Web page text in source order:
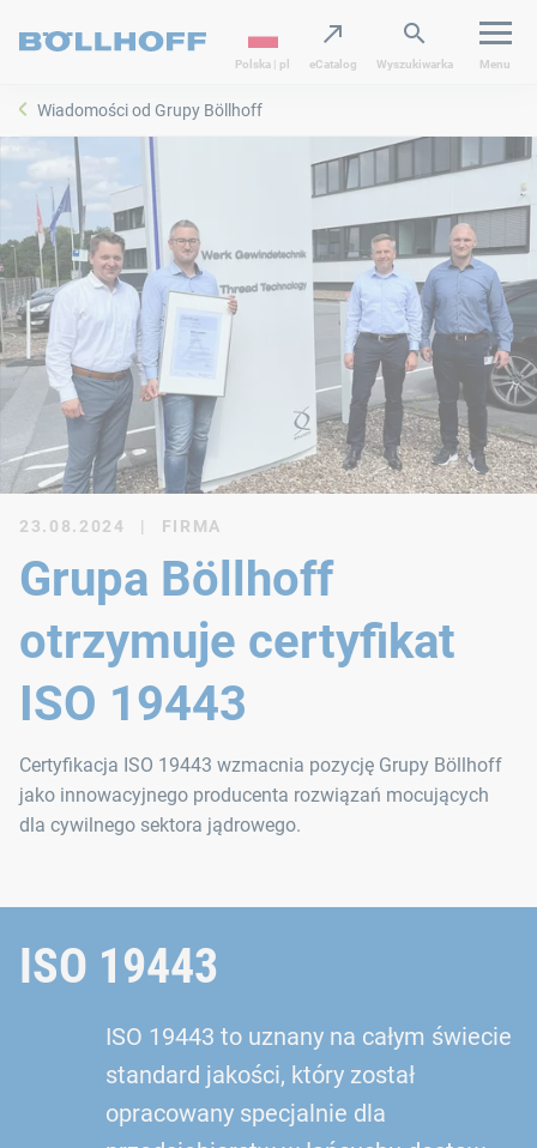
Polska | pl eCatalog Wyszukiwarka Menu
Wiadomości od Grupy Böllhoff
23.08.2024 | FIRMA
Grupa Böllhoff
otrzymuje certyfikat
ISO 19443
Certyfikacja ISO 19443 wzmacnia pozycję Grupy Böllhoff
jako innowacyjnego producenta rozwiązań mocujących
dla cywilnego sektora jądrowego.
ISO 19443
ISO 19443 to uznany na całym świecie
standard jakości, który został
opracowany specjalnie dla